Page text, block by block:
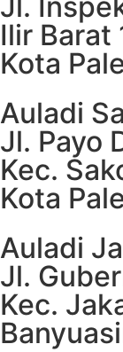
Jl.
Ilir Barat
Kota
Auladi
Jl. Payo
Kec.
Kota
Auladi
Jl.
Kec.